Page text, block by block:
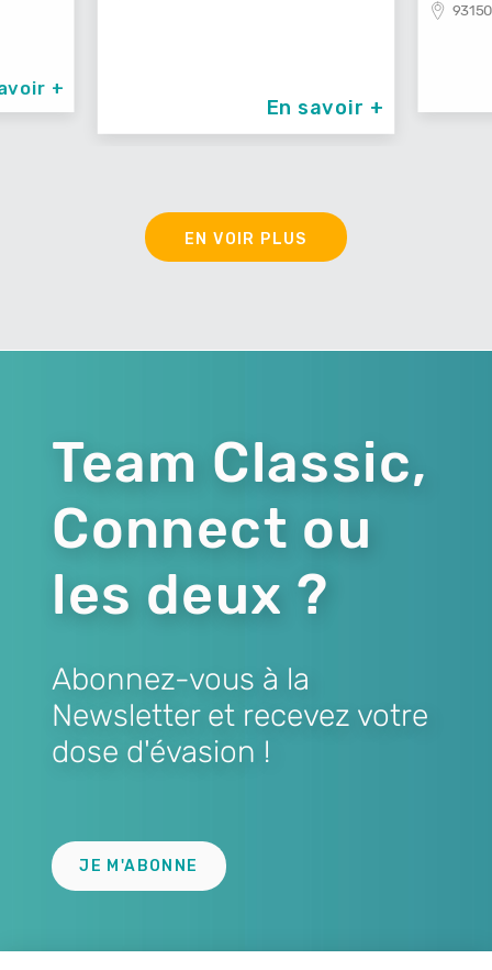
+
En savoir +
EN VOIR PLUS
Team Classic,
Connect ou
les deux ?
Abonnez-vous à la
Newsletter et recevez votre
dose d'évasion !
JE M'ABONNE